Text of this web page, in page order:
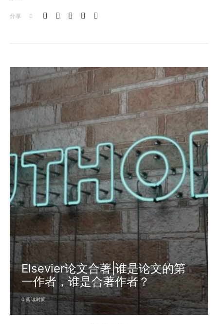
分享
Elsevier论文合著|谁是论文的第
一作者，谁是合著作者？
0 阅读时间